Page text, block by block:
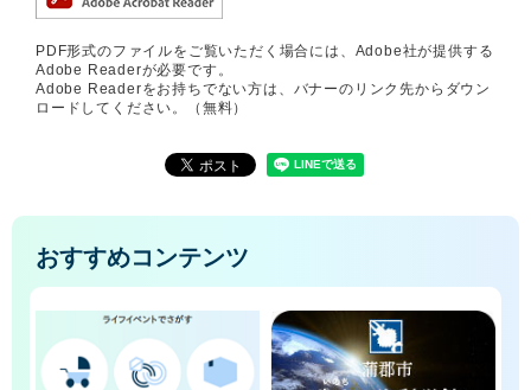
PDF形式のファイルをご覧いただく場合には、Adobe社が提供する
Adobe Readerが必要です。
Adobe Readerをお持ちでない方は、バナーのリンク先からダウン
ロードしてください。（無料）
おすすめコンテンツ